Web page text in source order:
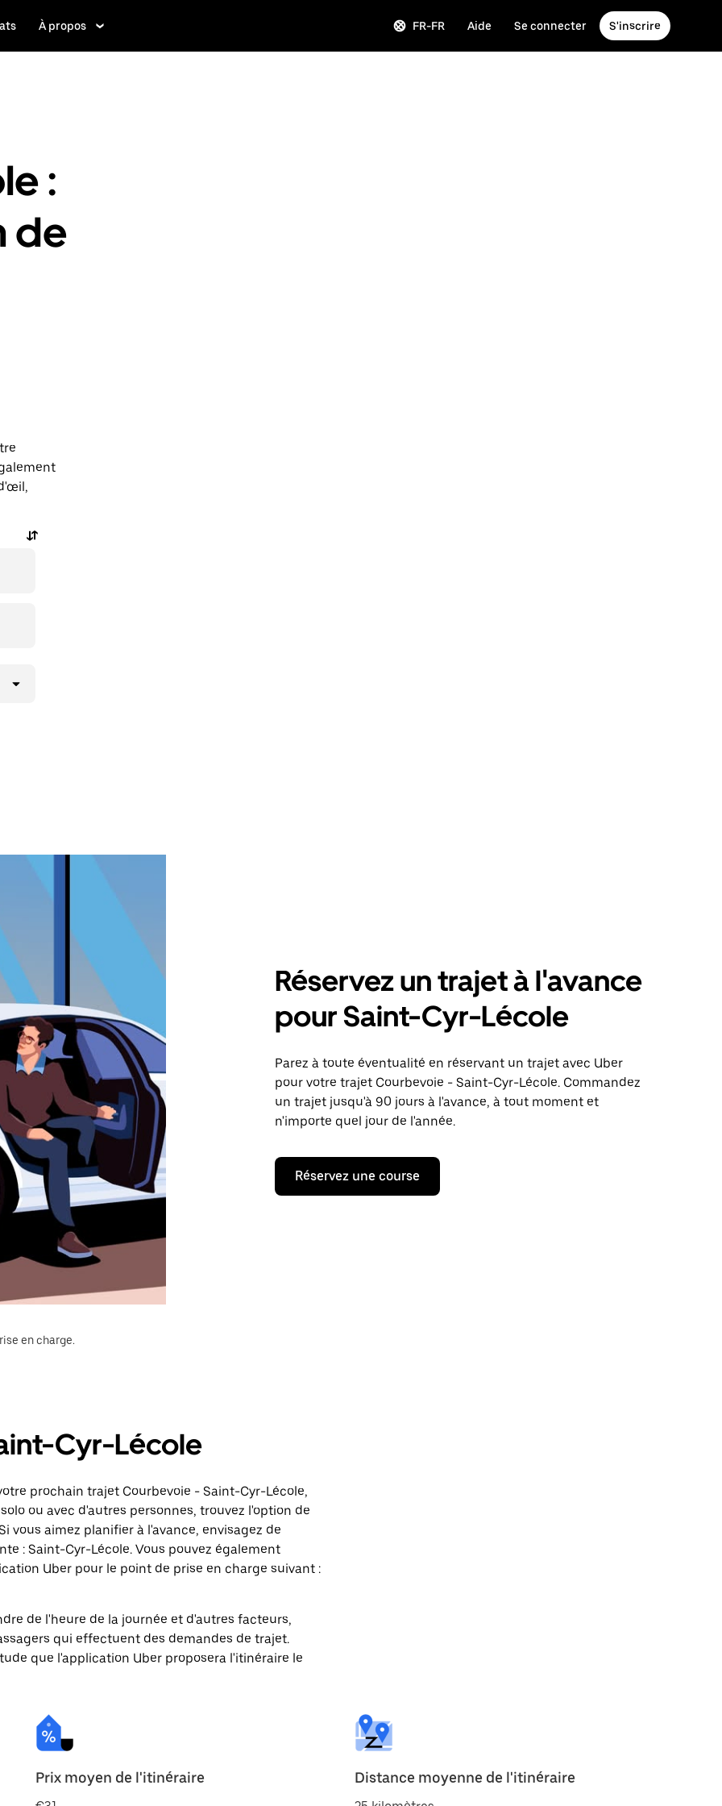
À propos FR-FR Aide Se connecter S'inscrire
:
de
Réservez un trajet à l'avance
pour Saint-Cyr-Lécole
Parez à toute éventualité en réservant un trajet avec Uber
pour votre trajet Courbevoie - Saint-Cyr-Lécole. Commandez
un trajet jusqu'à 90 jours à l'avance, à tout moment et
n'importe quel jour de l'année.
Réservez une course
en charge.
Cyr-Lécole
prochain trajet Courbevoie - Saint-Cyr-Lécole,
ou avec d'autres personnes, trouvez l'option de
vous aimez planifier à l'avance, envisagez de
: Saint-Cyr-Lécole. Vous pouvez également
Uber pour le point de prise en charge suivant :
de l'heure de la journée et d'autres facteurs,
qui effectuent des demandes de trajet.
que l'application Uber proposera l'itinéraire le
Prix moyen de l'itinéraire Distance moyenne de l'itinéraire